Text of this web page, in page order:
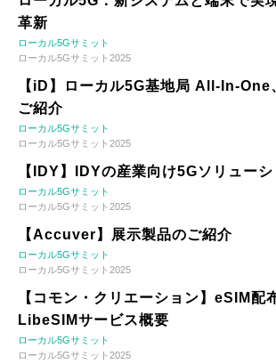
革新
ローカル5Gサミット
ローカル5Gサミット2025
【iD】ローカル5G基地局 All-In-One
ご紹介
ローカル5Gサミット
ローカル5Gサミット2025
【IDY】IDYの産業向け5Gソリューシ
ローカル5Gサミット
ローカル5Gサミット2025
【Accuver】展示製品のご紹介
ローカル5Gサミット
ローカル5Gサミット2025
【コモン・クリエーション】eSIM配
LibeSIMサービス概要
ローカル5Gサミット
ローカル5Gサミット2025